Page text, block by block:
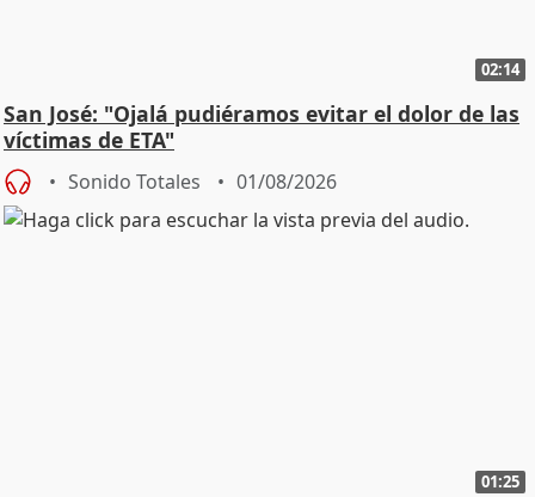
02:14
San José: "Ojalá pudiéramos evitar el dolor de las
víctimas de ETA"
Sonido Totales 01/08/2026
01:25